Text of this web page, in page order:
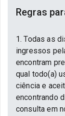
Regras
1. Todas as
ingressos
encontram
qual todo(a)
ciência e
encontrando
consulta em